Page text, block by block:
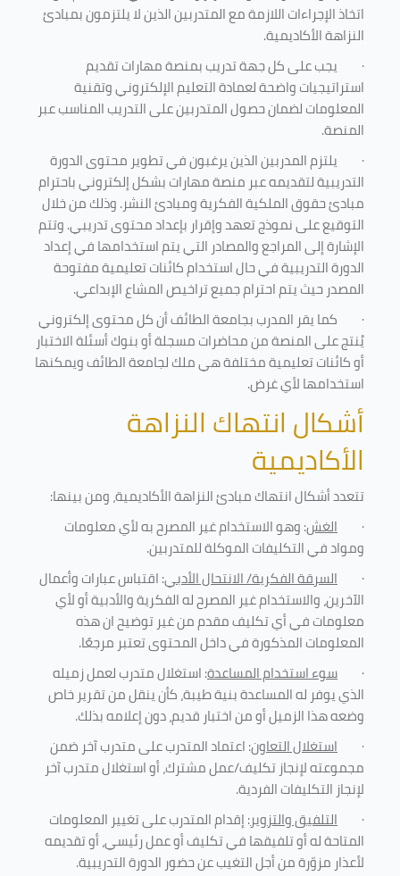
اتخاذ الإجراءات اللازمة مع المتدربين الذين لا يلتزمون بمبادئ
النزاهة الأكاديمية.
· يجب على كل جهة تدريب بمنصة مهارات تقديم
استراتيجيات واضحة لعمادة التعليم الإلكتروني وتقنية
المعلومات لضمان حصول المتدربين على التدريب المناسب عبر
المنصة.
· يلتزم المدربين الذين يرغبون في تطوير محتوى الدورة
التدريبية لتقديمه عبر منصة مهارات بشكل إلكتروني باحترام
مبادئ حقوق الملكية الفكرية ومبادئ النشر. وذلك من خلال
التوقيع على نموذج تعهد وإقرار بإعداد محتوى تدريبي. وتتم
الإشارة إلى المراجع والمصادر التي يتم استخدامها في إعداد
الدورة التدريبية في حال استخدام كائنات تعليمية مفتوحة
المصدر حيث يتم احترام جميع تراخيص المشاع الإبداعي.
· كما يقر المدرب بجامعة الطائف أن كل محتوى إلكتروني
يُنتج على المنصة من محاضرات مسجلة أو بنوك أسئلة الاختبار
أو كائنات تعليمية مختلفة هي ملك لجامعة الطائف ويمكنها
استخدامها لأي غرض.
أشكال انتهاك النزاهة
الأكاديمية
تتعدد أشكال انتهاك مبادئ النزاهة الأكاديمية، ومن بينها:
· الغش: وهو الاستخدام غير المصرح به لأي معلومات
ومواد في التكليفاتالموكلة للمتدربين.
· السرقة الفكرية/ الانتحال الأدبي: اقتباس عبارات وأعمال
الآخرين، والاستخدام غير المصرح له الفكرية والأدبية أو لأي
معلومات في أي تكليف مقدم من غير توضيح ان هذه
المعلومات المذكورة في داخل المحتوى تعتبر مرجعًا.
· سوء استخدام المساعدة: استغلال متدرب لعمل زميله
الذي يوفر له المساعدة بنية طيبة، كأن ينقل من تقرير خاص
وضعه هذا الزميل أو من اختبار قديم، دون إعلامه بذلك.
· استغلال التعاون: اعتماد المتدرب على متدرب آخر ضمن
مجموعته لإنجاز تكليف/عمل مشترك، أو استغلال متدرب آخر
لإنجاز التكليفات الفردية.
· التلفيق والتزوير: إقدام المتدرب على تغيير المعلومات
المتاحة له أو تلفيقها في تكليف أو عمل رئيسي، أو تقديمه
لأعذار مزوّرة من أجل التغيب عن حضور الدورة التدريبية.